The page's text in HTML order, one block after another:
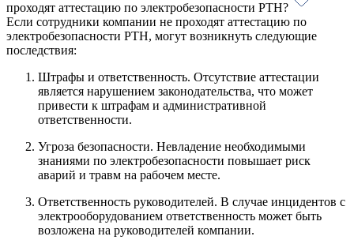
проходят аттестацию по электробезопасности РТН?
Если сотрудники компании не проходят аттестацию по
электробезопасности РТН, могут возникнуть следующие
последствия:
Штрафы и ответственность. Отсутствие аттестации
является нарушением законодательства, что может
привести к штрафам и административной
ответственности.
Угроза безопасности. Невладение необходимыми
знаниями по электробезопасности повышает риск
аварий и травм на рабочем месте.
Ответственность руководителей. В случае инцидентов с
электрооборудованием ответственность может быть
возложена на руководителей компании.